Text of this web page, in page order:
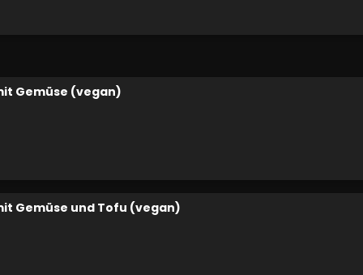
Gemüse (vegan)
Gemüse und Tofu (vegan)